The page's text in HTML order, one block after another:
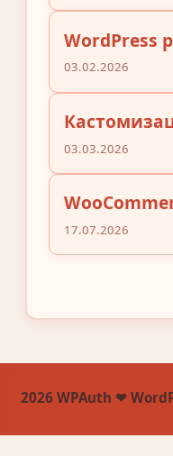
WordPress
03.02.2026
03.03.2026
17.07.2026
2026 WPAuth ❤